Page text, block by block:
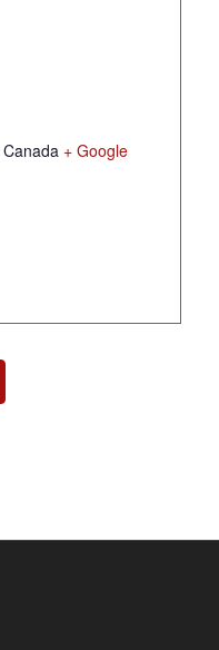
Canada + Google